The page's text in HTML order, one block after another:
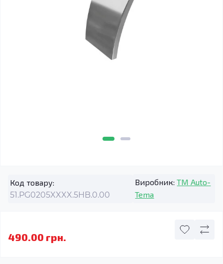
Код товару:
51.PG0205XXXX.5HB.0.00
Виробник: TM Auto-
Tema
490.00 грн.